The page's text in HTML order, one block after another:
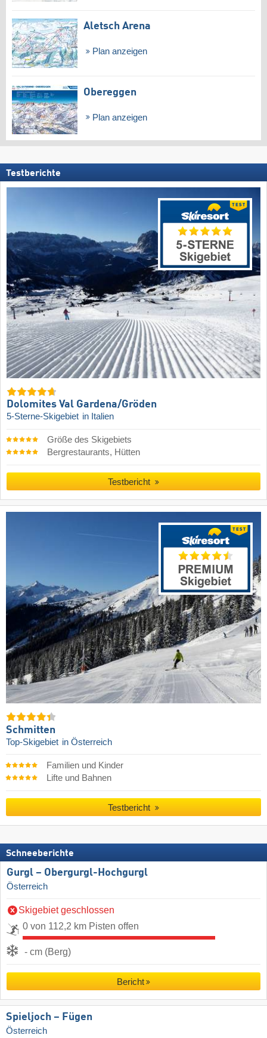
Aletsch Arena
Plan anzeigen
Obereggen
Plan anzeigen
Testberichte
Dolomites Val Gardena/​Gröden
5-Sterne-Skigebiet in Italien
Größe des Skigebiets
Bergrestaurants, Hütten
Testbericht
Schmitten
Top-Skigebiet in Österreich
Familien und Kinder
Lifte und Bahnen
Testbericht
Schneeberichte
Gurgl – Obergurgl-Hochgurgl
Österreich
Skigebiet geschlossen
0 von 112,2 km Pisten offen
- cm (Berg)
Bericht
Spieljoch – Fügen
Österreich